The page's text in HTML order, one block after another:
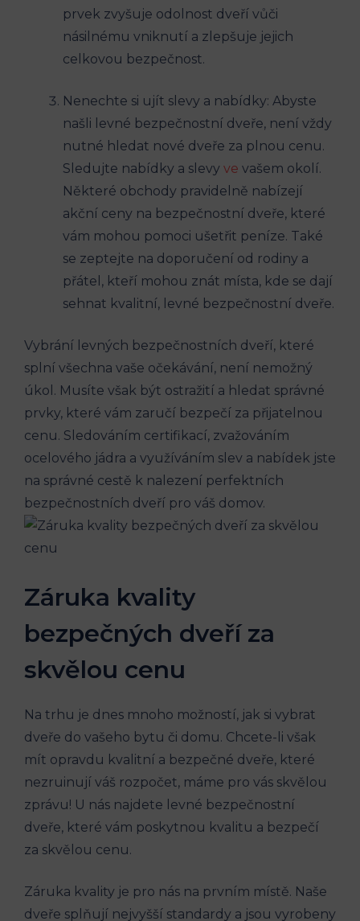
prvek zvyšuje odolnost dveří vůči
násilnému vniknutí a zlepšuje jejich
celkovou bezpečnost.
Nenechte si ujít slevy a nabídky: Abyste
našli levné bezpečnostní dveře, není vždy
nutné hledat nové dveře za plnou cenu.
Sledujte nabídky a slevy ve vašem okolí.
Některé obchody pravidelně nabízejí
akční ceny na bezpečnostní dveře, které
vám mohou pomoci ušetřit peníze. Také
se zeptejte na doporučení od rodiny a
přátel, kteří mohou znát místa, kde se dají
sehnat kvalitní, levné bezpečnostní dveře.
Vybrání levných bezpečnostních dveří, které
splní všechna vaše očekávání, není nemožný
úkol. Musíte však být ostražití a hledat správné
prvky, které vám zaručí bezpečí za přijatelnou
cenu. Sledováním certifikací, zvažováním
ocelového jádra a využíváním slev a nabídek jste
na správné cestě k nalezení perfektních
bezpečnostních dveří pro váš domov.
Záruka kvality
bezpečných dveří za
skvělou cenu
Na trhu je dnes mnoho možností, jak si vybrat
dveře do vašeho bytu či domu. Chcete-li však
mít opravdu kvalitní a bezpečné dveře, které
nezruinují váš rozpočet, máme pro vás skvělou
zprávu! U nás najdete levné bezpečnostní
dveře, které vám poskytnou kvalitu a bezpečí
za skvělou cenu.
Záruka kvality je pro nás na prvním místě. Naše
dveře splňují nejvyšší standardy a jsou vyrobeny